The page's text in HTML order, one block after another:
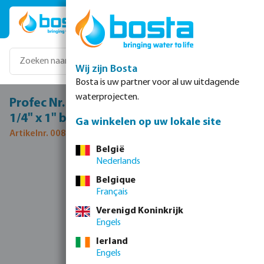
Ga naar de hoofdinhoud
Profec Nr. 245 Verloopnippel RVS 316 1
1/4" x 1" buitendraad 16bar
Artikelnr. 0080124
Afbeeldingengalerij overslaan
Wij zijn Bosta
Bosta is uw partner voor al uw uitdagende
waterprojecten.
Ga winkelen op uw lokale site
België
Nederlands
Belgique
Français
Verenigd Koninkrijk
Engels
Ierland
Engels